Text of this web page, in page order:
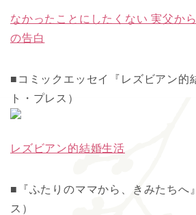
なかったことにしたくない 実父か
の告白
■コミックエッセイ『レズビアン的
ト・プレス）
レズビアン的結婚生活
■『ふたりのママから、きみたちへ
ス）